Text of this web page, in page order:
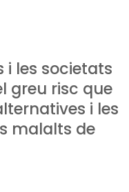
i les societats
greu risc que
i les
malalts de